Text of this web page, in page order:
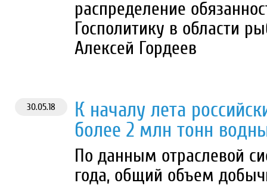
распределение
Госполитику в области
Алексей Гордеев
30.05.18
К началу лета
более 2 млн тонн
По данным отраслевой
года, общий объем